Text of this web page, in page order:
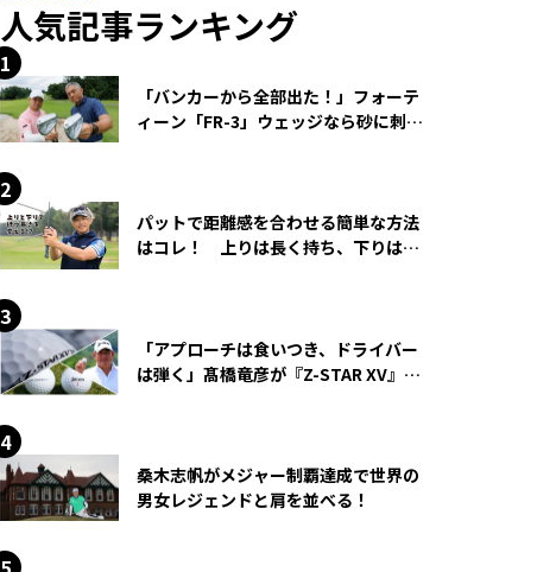
人気記事ランキング
「バンカーから全部出た！」フォーテ
ィーン「FR-3」ウェッジなら砂に刺さ
パットで距離感を合わせる簡単な方法
はコレ！ 上りは長く持ち、下りは短
「アプローチは食いつき、ドライバー
は弾く」髙橋竜彦が『Z-STAR XV』を
桑木志帆がメジャー制覇達成で世界の
男女レジェンドと肩を並べる！